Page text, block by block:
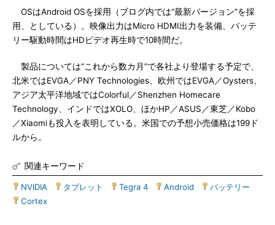
OSはAndroid OSを採用（ブログ内では“最新バージョン”を採
用、としている）。映像出力はMicro HDMI出力を装備、バッテ
リー駆動時間はHDビデオ再生時で10時間だ。
製品については“これから数カ月”で各社より登場する予定で、
北米ではEVGA／PNY Technologies、欧州ではEVGA／Oysters、
アジア太平洋地域ではColorful／Shenzhen Homecare
Technology、インドではXOLO、ほかHP／ASUS／東芝／Kobo
／Xiaomiも投入を表明している。米国での予想小売価格は199ド
ルから。
関連キーワード
NVIDIA タブレット Tegra 4 Android バッテリー
Cortex